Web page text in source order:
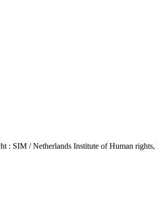
SIM / Netherlands Institute of Human rights,